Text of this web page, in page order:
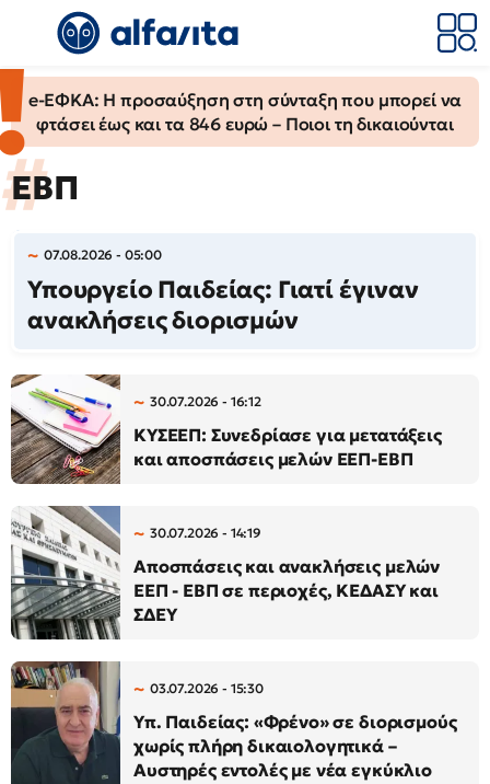
e-ΕΦΚΑ: Η προσαύξηση στη σύνταξη που μπορεί να
φτάσει έως και τα 846 ευρώ – Ποιοι τη δικαιούνται
ΕΒΠ
07.08.2026 - 05:00
Υπουργείο Παιδείας: Γιατί έγιναν
ανακλήσεις διορισμών
30.07.2026 - 16:12
ΚΥΣΕΕΠ: Συνεδρίασε για μετατάξεις
και αποσπάσεις μελών ΕΕΠ-ΕΒΠ
30.07.2026 - 14:19
Αποσπάσεις και ανακλήσεις μελών
ΕΕΠ - ΕΒΠ σε περιοχές, ΚΕΔΑΣΥ και
ΣΔΕΥ
03.07.2026 - 15:30
Υπ. Παιδείας: «Φρένο» σε διορισμούς
χωρίς πλήρη δικαιολογητικά –
Αυστηρές εντολές με νέα εγκύκλιο